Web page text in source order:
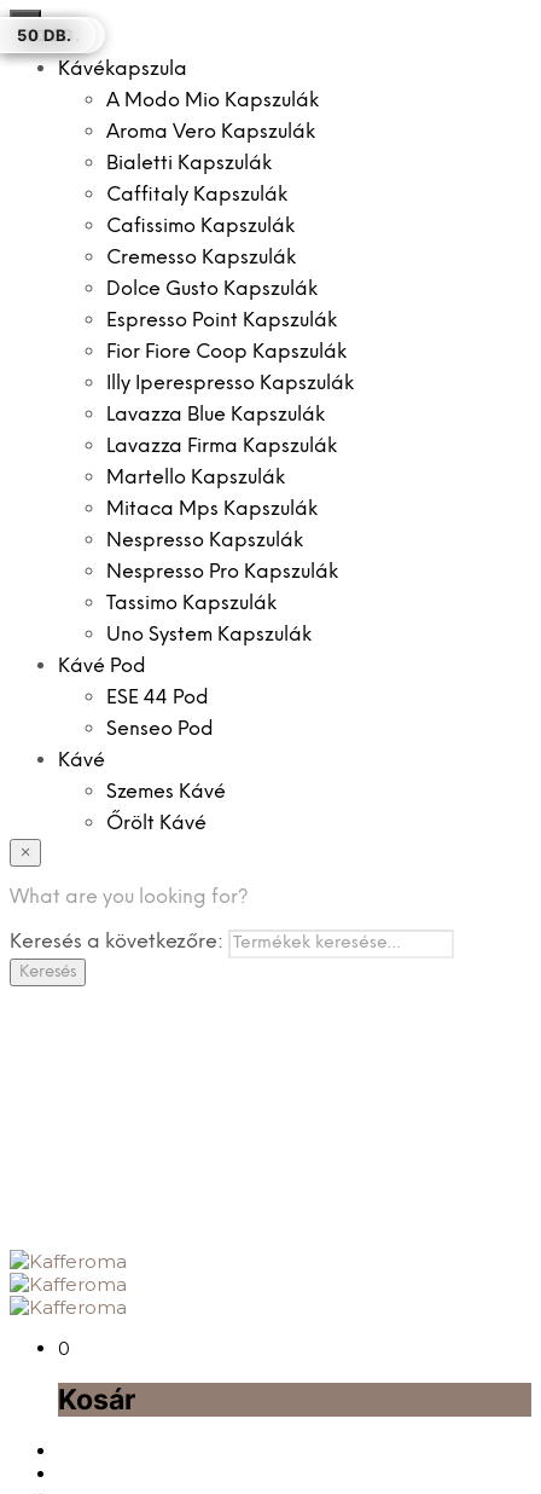
×
Kávékapszula
A Modo Mio Kapszulák
Aroma Vero Kapszulák
Bialetti Kapszulák
Caffitaly Kapszulák
Cafissimo Kapszulák
Cremesso Kapszulák
Dolce Gusto Kapszulák
Espresso Point Kapszulák
Fior Fiore Coop Kapszulák
Illy Iperespresso Kapszulák
Lavazza Blue Kapszulák
Lavazza Firma Kapszulák
Martello Kapszulák
Mitaca Mps Kapszulák
Nespresso Kapszulák
Nespresso Pro Kapszulák
Tassimo Kapszulák
Uno System Kapszulák
Kávé Pod
ESE 44 Pod
Senseo Pod
Kávé
Szemes Kávé
Őrölt Kávé
Instant Kávé
Zacskó Tea
Tartozékok
×
What are you looking for?
Keresés a következőre:
Keresés
0
Kosár
50 DB.
100 DB.
8 DB.
50 DB.
100 DB.
150 DB.
50 DB.